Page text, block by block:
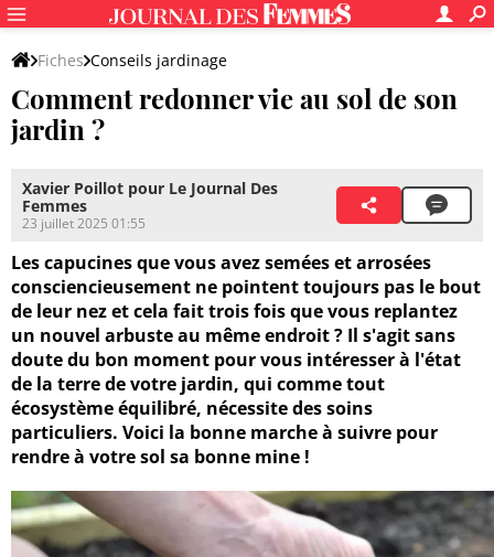
Fiches Conseils jardinage
Entretien du jardin et des végétaux Entretien du jardin
Comment redonner vie au sol de son
jardin ?
Xavier Poillot pour Le Journal Des
Femmes
23 juillet 2025 01:55
Les capucines que vous avez semées et arrosées
consciencieusement ne pointent toujours pas le bout
de leur nez et cela fait trois fois que vous replantez
un nouvel arbuste au même endroit ? Il s'agit sans
doute du bon moment pour vous intéresser à l'état
de la terre de votre jardin, qui comme tout
écosystème équilibré, nécessite des soins
particuliers. Voici la bonne marche à suivre pour
rendre à votre sol sa bonne mine !